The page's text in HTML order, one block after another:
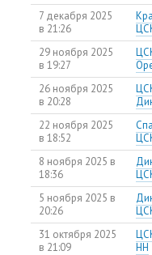
7 декабря 2025
в 21:26
29 ноября 2025
в 19:27
26 ноября 2025
в 20:28
22 ноября 2025
в 18:52
8 ноября 2025 в
18:36
5 ноября 2025 в
20:26
31 октября 2025
в 21:09
НН